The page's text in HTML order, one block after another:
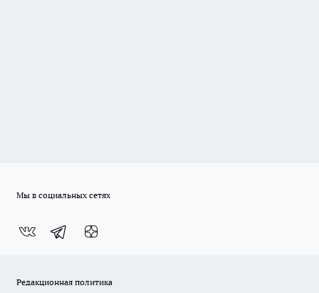
Мы в социальных сетях
Редакционная политика